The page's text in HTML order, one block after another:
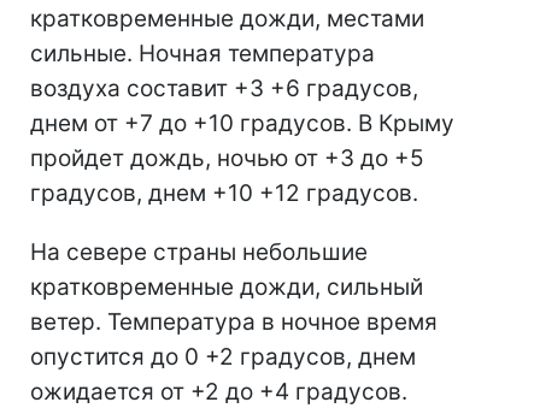
кратковременные дожди, местами
сильные. Ночная температура
воздуха составит +3 +6 градусов,
днем от +7 до +10 градусов. В Крыму
пройдет дождь, ночью от +3 до +5
градусов, днем +10 +12 градусов.
На севере страны небольшие
кратковременные дожди, сильный
ветер. Температура в ночное время
опустится до 0 +2 градусов, днем
ожидается от +2 до +4 градусов.